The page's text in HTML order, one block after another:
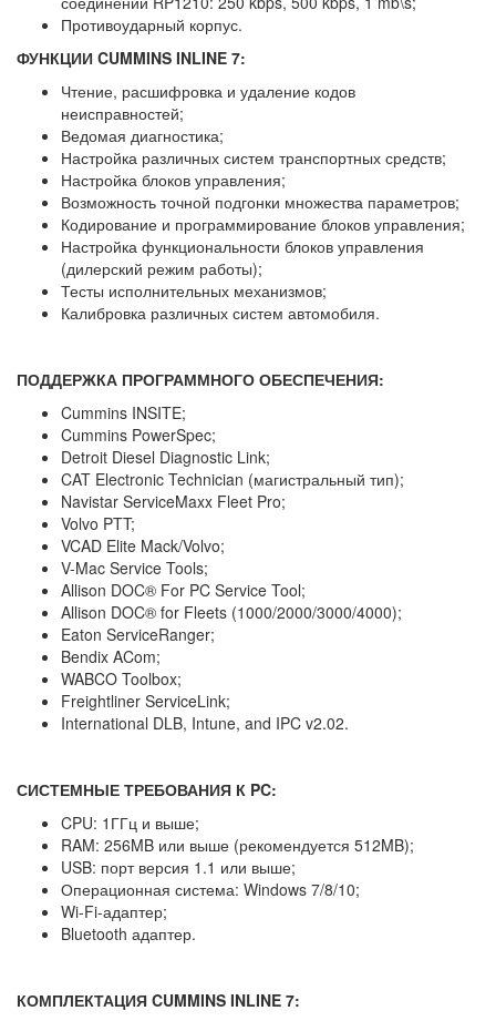
Противоударный корпус.
ФУНКЦИИ CUMMINS INLINE 7:
Чтение, расшифровка и удаление кодов
неисправностей;
Ведомая диагностика;
Настройка различных систем транспортных средств;
Настройка блоков управления;
Возможность точной подгонки множества параметров;
Кодирование и программирование блоков управления;
Настройка функциональности блоков управления
(дилерский режим работы);
Тесты исполнительных механизмов;
Калибровка различных систем автомобиля.
ПОДДЕРЖКА ПРОГРАММНОГО ОБЕСПЕЧЕНИЯ:
Cummins INSITE;
Cummins PowerSpec;
Detroit Diesel Diagnostic Link;
CAT Electronic Technician (магистральный тип);
Navistar ServiceMaxx Fleet Pro;
Volvo PTT;
VCAD Elite Mack/Volvo;
V-Mac Service Tools;
Allison DOC® For PC Service Tool;
Allison DOC® for Fleets (1000/2000/3000/4000);
Eaton ServiceRanger;
Bendix ACom;
WABCO Toolbox;
Freightliner ServiceLink;
International DLB, Intune, and IPC v2.02.
СИСТЕМНЫЕ ТРЕБОВАНИЯ К PC:
CPU: 1ГГц и выше;
RAM: 256MB или выше (рекомендуется 512MB);
USB: порт версия 1.1 или выше;
Операционная система: Windows 7/8/10;
Wi-Fi-адаптер;
Bluetooth адаптер.
КОМПЛЕКТАЦИЯ CUMMINS INLINE 7: